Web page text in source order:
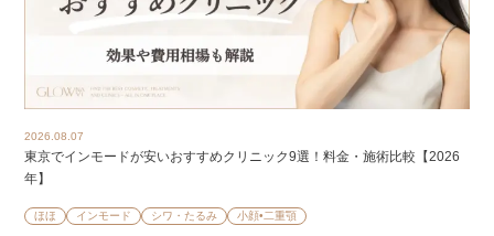
2026.08.07
東京でインモードが安いおすすめクリニック9選！料金・施術比較【2026
年】
ほほ インモード シワ・たるみ 小顔•二重顎